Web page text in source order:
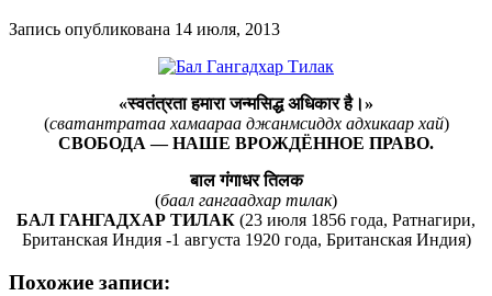
Запись опубликована 14 июля, 2013
«स्वतंत्रता हमारा जन्मसिद्ध अधिकार है।»
(сватантратаа хамаараа джанмсиддх адхикаар хай)
СВОБОДА — НАШЕ ВРОЖДЁННОЕ ПРАВО.
बाल गंगाधर तिलक
(баал гангаадхар тилак)
БАЛ ГАНГАДХАР ТИЛАК (23 июля 1856 года, Ратнагири,
Британская Индия -1 августа 1920 года, Британская Индия)
Похожие записи: